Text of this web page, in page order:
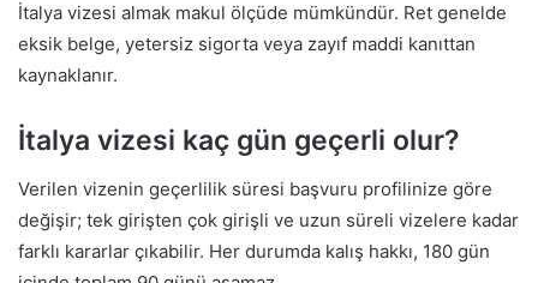
İtalya vizesi almak makul ölçüde mümkündür. Ret genelde
eksik belge, yetersiz sigorta veya zayıf maddi kanıttan
kaynaklanır.
İtalya vizesi kaç gün geçerli olur?
Verilen vizenin geçerlilik süresi başvuru profilinize göre
değişir; tek girişten çok girişli ve uzun süreli vizelere kadar
farklı kararlar çıkabilir. Her durumda kalış hakkı, 180 gün